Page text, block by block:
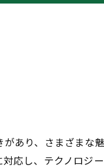
あり、さまざまな
応し、テクノロジ